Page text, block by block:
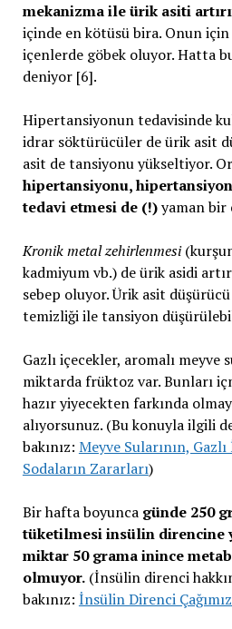
mekanizma ile ürik asiti
içinde en kötüsü bira. Onun
içenlerde göbek oluyor. Hatta
deniyor [6].
Hipertansiyonun tedavisinde
idrar söktürücüler de ürik asit
asit de tansiyonu yükseltiyor.
hipertansiyonu,
tedavi etmesi de (!)yaman bir
Kronik metal zehirlenmesi
kadmiyum vb.) de ürik asidi
sebep oluyor. Ürik asit
temizliği ile tansiyon
Gazlı içecekler, aromalı
miktarda früktoz var. Bunları
hazır yiyecekten farkında
alıyorsunuz. (Bu konuyla ilgili
bakınız: Meyve Sularının,
Sodaların Zararları)
Bir hafta boyunca günde 250
tüketilmesi insülin direncine
miktar 50 grama inince
olmuyor.(İnsülin direnci
bakınız: İnsülin Direnci